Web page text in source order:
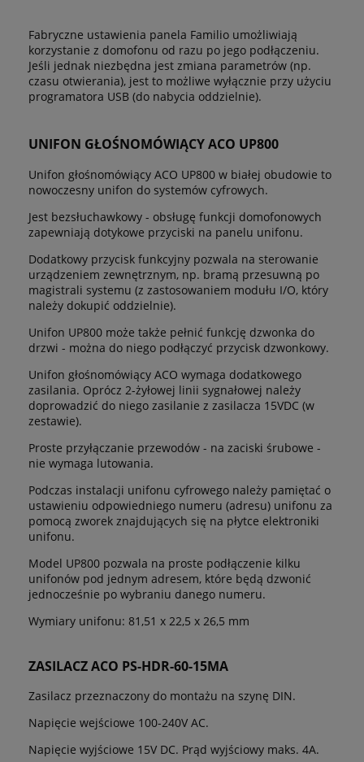
Fabryczne ustawienia panela Familio umożliwiają
korzystanie z domofonu od razu po jego podłączeniu.
Jeśli jednak niezbędna jest zmiana parametrów (np.
czasu otwierania), jest to możliwe wyłącznie przy użyciu
programatora USB (do nabycia oddzielnie).
UNIFON GŁOŚNOMÓWIĄCY ACO UP800
Unifon głośnomówiący ACO UP800 w białej obudowie to
nowoczesny unifon do systemów cyfrowych.
Jest bezsłuchawkowy - obsługę funkcji domofonowych
zapewniają dotykowe przyciski na panelu unifonu.
Dodatkowy przycisk funkcyjny pozwala na sterowanie
urządzeniem zewnętrznym, np. bramą przesuwną po
magistrali systemu (z zastosowaniem modułu I/O, który
należy dokupić oddzielnie).
Unifon UP800 może także pełnić funkcję dzwonka do
drzwi - można do niego podłączyć przycisk dzwonkowy.
Unifon głośnomówiący ACO wymaga dodatkowego
zasilania. Oprócz 2-żyłowej linii sygnałowej należy
doprowadzić do niego zasilanie z zasilacza 15VDC (w
zestawie).
Proste przyłączanie przewodów - na zaciski śrubowe -
nie wymaga lutowania.
Podczas instalacji unifonu cyfrowego należy pamiętać o
ustawieniu odpowiedniego numeru (adresu) unifonu za
pomocą zworek znajdujących się na płytce elektroniki
unifonu.
Model UP800 pozwala na proste podłączenie kilku
unifonów pod jednym adresem, które będą dzwonić
jednocześnie po wybraniu danego numeru.
Wymiary unifonu: 81,51 x 22,5 x 26,5 mm
ZASILACZ ACO PS-HDR-60-15MA
Zasilacz przeznaczony do montażu na szynę DIN.
Napięcie wejściowe 100-240V AC.
Napięcie wyjściowe 15V DC. Prąd wyjściowy maks. 4A.